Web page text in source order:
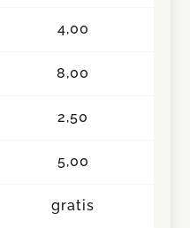
4,00
8,00
2,50
5,00
gratis